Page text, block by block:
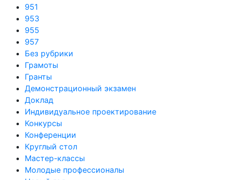
951
953
955
957
Без рубрики
Грамоты
Гранты
Демонстрационный экзамен
Доклад
Индивидуальное проектирование
Конкурсы
Конференции
Круглый стол
Мастер-классы
Молодые профессионалы